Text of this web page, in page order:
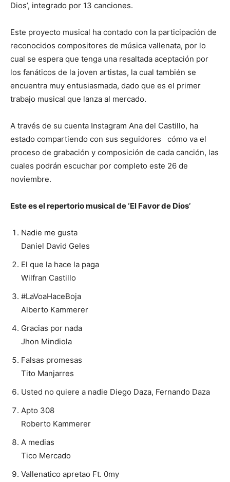
Dios’, integrado por 13 canciones.
Este proyecto musical ha contado con la participación de
reconocidos compositores de música vallenata, por lo
cual se espera que tenga una resaltada aceptación por
los fanáticos de la joven artistas, la cual también se
encuentra muy entusiasmada, dado que es el primer
trabajo musical que lanza al mercado.
A través de su cuenta Instagram Ana del Castillo, ha
estado compartiendo con sus seguidores cómo va el
proceso de grabación y composición de cada canción, las
cuales podrán escuchar por completo este 26 de
noviembre.
Este es el repertorio musical de ‘El Favor de Dios’
Nadie me gusta
Daniel David Geles
El que la hace la paga
Wilfran Castillo
#LaVoaHaceBoja
Alberto Kammerer
Gracias por nada
Jhon Mindiola
Falsas promesas
Tito Manjarres
Usted no quiere a nadie Diego Daza, Fernando Daza
Apto 308
Roberto Kammerer
A medias
Tico Mercado
Vallenatico apretao Ft. 0my